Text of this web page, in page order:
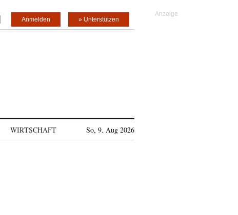
» Unterstützen
Anmelden
WIRTSCHAFT So, 9. Aug 2026